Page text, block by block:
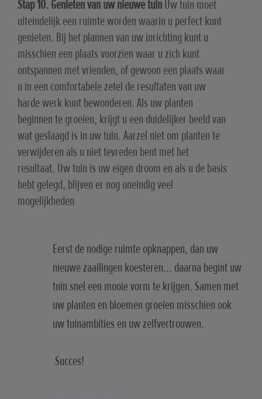
Stap 10. Genieten van uw nieuwe tuinUw tuin moet
uiteindelijk een ruimte worden waarin u perfect kunt
genieten. Bij het plannen van uw inrichting kunt u
misschien een plaats voorzien waar u zich kunt
ontspannen met vrienden, of gewoon een plaats waar
u in een comfortabele zetel de resultaten van uw
harde werk kunt bewonderen. Als uw planten
beginnen te groeien, krijgt u een duidelijker beeld van
wat geslaagd is in uw tuin. Aarzel niet om planten te
verwijderen als u niet tevreden bent met het
resultaat. Uw tuin is uw eigen droom en als u de basis
hebt gelegd, blijven er nog oneindig veel
mogelijkheden
Eerst de nodige ruimte opknappen, dan uw
nieuwe zaailingen koesteren... daarna begint uw
tuin snel een mooie vorm te krijgen. Samen met
uw planten en bloemen groeien misschien ook
uw tuinambities en uw zelfvertrouwen.
Succes!